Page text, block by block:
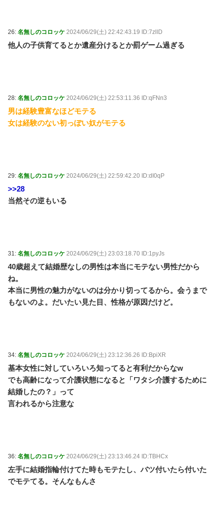
26: 名無しのコロッケ 2024/06/29(土) 22:42:43.19 ID:7zllD
他人の子供育てるとか遺産分けるとか罰ゲーム過ぎる
28: 名無しのコロッケ 2024/06/29(土) 22:53:11.36 ID:qFNn3
男は経験豊富なほどモテる
女は経験のない初っぽい奴がモテる
29: 名無しのコロッケ 2024/06/29(土) 22:59:42.20 ID:dI0qP
>>28
当然その逆もいる
31: 名無しのコロッケ 2024/06/29(土) 23:03:18.70 ID:1pyJs
40歳超えて結婚歴なしの男性は本当にモテない男性だから
ね。
本当に男性の魅力がないのは分かり切ってるから。会うまで
もないのよ。だいたい見た目、性格が原因だけど。
34: 名無しのコロッケ 2024/06/29(土) 23:12:36.26 ID:BpiXR
基本女性に対していろいろ知ってると有利だからなw
でも高齢になって介護状態になると「ワタシ介護するために
結婚したの？」って
言われるから注意な
36: 名無しのコロッケ 2024/06/29(土) 23:13:46.24 ID:TBHCx
左手に結婚指輪付けてた時もモテたし、バツ付いたら付いた
でモテてる。そんなもんさ